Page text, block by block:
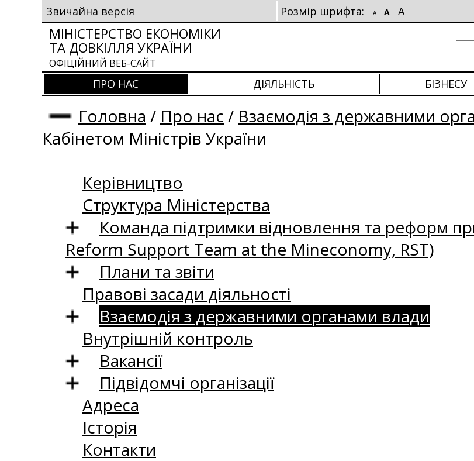
Звичайна версія Розмір шрифта: A A A
МІНІСТЕРСТВО ЕКОНОМІКИ
ТА ДОВКІЛЛЯ УКРАЇНИ
ОФІЦІЙНИЙ ВЕБ-САЙТ
ПРО НАС ДІЯЛЬНІСТЬ БІЗНЕСУ
Головна / Про нас / Взаємодія з державними
Кабінетом Міністрів України
Керівництво
Структура Міністерства
Команда підтримки відновлення та реформ
Reform Support Team at the Mineconomy, RST)
Плани та звіти
Правові засади діяльності
Взаємодія з державними органами влади
Внутрішній контроль
Вакансії
Підвідомчі організації
Адреса
Історія
Контакти